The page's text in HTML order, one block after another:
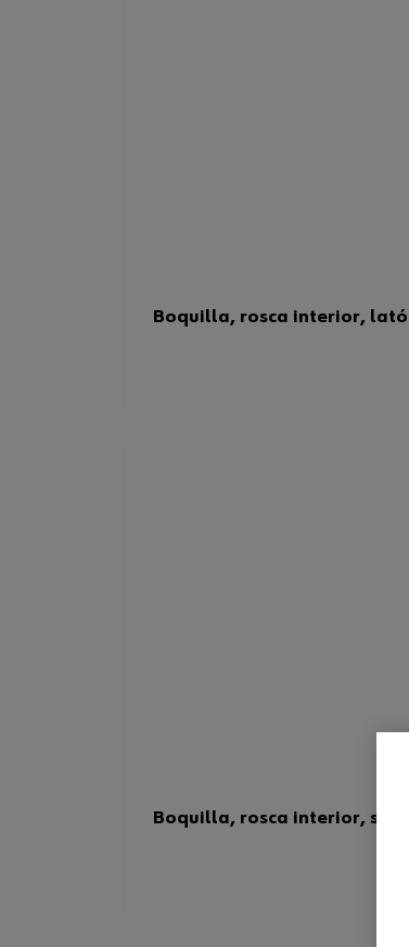
Boquilla, rosca interior,
Boquilla, rosca interior,